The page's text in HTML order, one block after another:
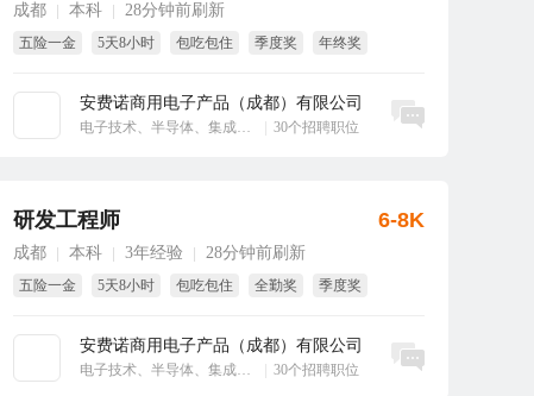
成都 本科 28分钟前刷新
五险一金 5天8小时 包吃包住 季度奖
年终奖
安费诺商用电子产品（成都）有限公司
电子技术、半导体、集成电路 30个招聘职位
立即沟通
研发工程师
成都 本科 3年经验 28分钟前刷新
五险一金 5天8小时 包吃包住 全勤奖
季度奖
安费诺商用电子产品（成都）有限公司
电子技术、半导体、集成电路 30个招聘职位
6-8K
立即沟通